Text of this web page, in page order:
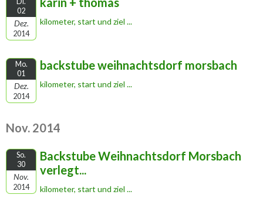
02
Dez.
2014
kilometer, start und ziel ...
Mo.
01
Dez.
2014
backstube weihnachtsdorf morsbach
kilometer, start und ziel ...
Nov. 2014
So.
30
Nov.
2014
Backstube Weihnachtsdorf Morsbach
verlegt...
kilometer, start und ziel ...